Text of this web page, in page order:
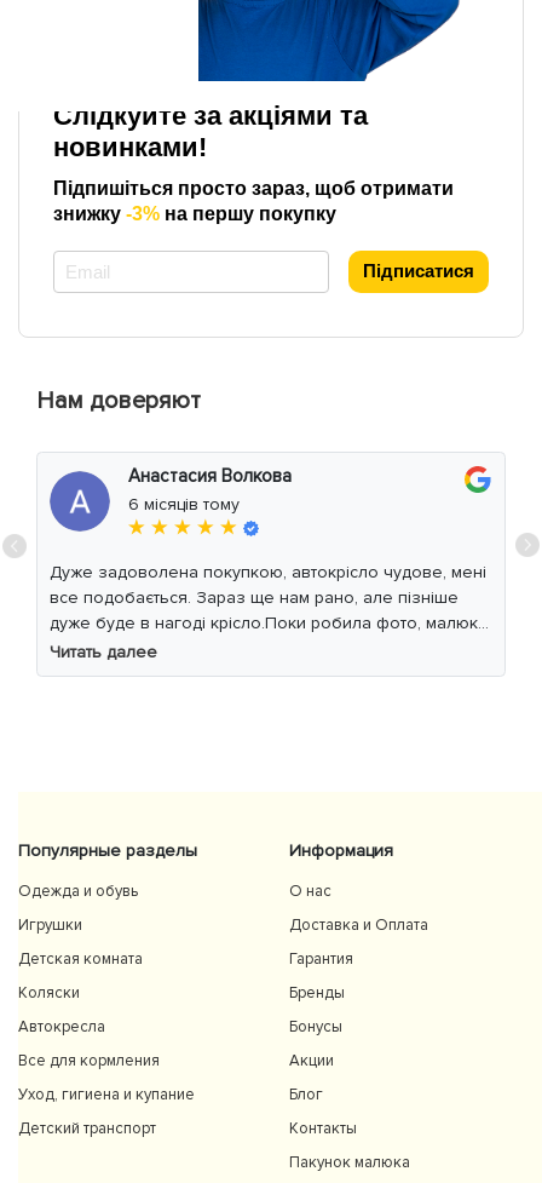
Слідкуйте за акціями та
новинками!
Підпишіться просто зараз, щоб отримати
знижку -3% на першу покупку
Підписатися
Нам доверяют
Анастасия Волкова
6 місяців тому
★ ★ ★ ★ ★
Дуже задоволена покупкою, автокрісло чудове, мені
все подобається. Зараз ще нам рано, але пізніше
дуже буде в нагоді крісло.Поки робила фото, малюк
уважно читав інструкцію 😁
Читать далее
Популярные разделы
Одежда и обувь
Игрушки
Детская комната
Коляски
Автокресла
Все для кормления
Уход, гигиена и купание
Детский транспорт
Информация
О нас
Доставка и Оплата
Гарантия
Бренды
Бонусы
Акции
Блог
Контакты
Пакунок малюка